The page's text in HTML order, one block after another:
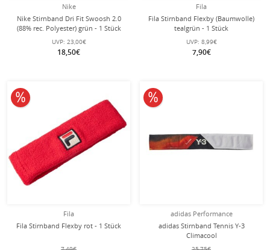
Nike
Nike Stirnband Dri Fit Swoosh 2.0
(88% rec. Polyester) grün - 1 Stück
UVP: 23,00€
18,50€
Fila
Fila Stirnband Flexby (Baumwolle)
tealgrün - 1 Stück
UVP: 8,99€
7,90€
Fila
Fila Stirnband Flexby rot - 1 Stück
10% reduziert
adidas Performance
adidas Stirnband Tennis Y-3
Climacool
(feuchtigkeitsabsorbierend)
10% reduziert